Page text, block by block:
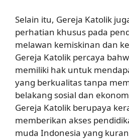
Selain itu, Gereja Katolik
perhatian khusus pada
melawan kemiskinan dan
Gereja Katolik percaya
memiliki hak untuk
yang berkualitas tanpa
belakang sosial dan
Gereja Katolik berupaya
memberikan akses
muda Indonesia yang